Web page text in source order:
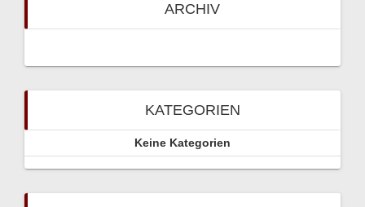
ARCHIV
KATEGORIEN
Keine Kategorien